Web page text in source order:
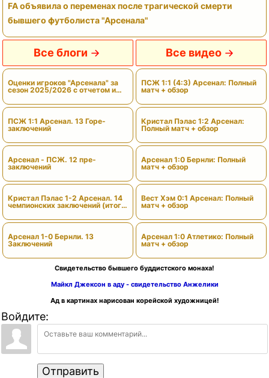
FA объявила о переменах после трагической смерти
бывшего футболиста "Арсенала"
Все блоги
Оценки игроков "Арсенала" за
сезон 2025/2026 с отчетом и
ПСЖ 1:1 Арсенал. 13 Горе-
заключений
Арсенал - ПСЖ. 12 пре-
заключений
Кристал Пэлас 1-2 Арсенал. 14
чемпионских заключений (итоги
Арсенал 1-0 Бернли. 13
Заключений
Все видео
ПСЖ 1:1 (4:3) Арсенал: Полный
матч + обзор
Кристал Пэлас 1:2 Арсенал:
Полный матч + обзор
Арсенал 1:0 Бернли: Полный
матч + обзор
Вест Хэм 0:1 Арсенал: Полный
матч + обзор
Арсенал 1:0 Атлетико: Полный
матч + обзор
Свидетельство бывшего буддистского монаха!
Майкл Джексон в аду - свидетельство Анжелики
Ад в картинах нарисован корейской художницей!
Войдите:
Отправить